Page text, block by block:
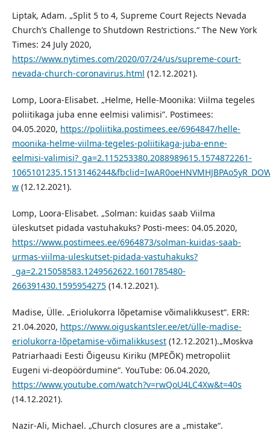
Liptak, Adam. „Split 5 to 4, Supreme Court Rejects Nevada
Church’s Challenge to Shutdown Restrictions.“ The New York
Times: 24 July 2020,
https://www.nytimes.com/2020/07/24/us/supreme-court-
nevada-church-coronavirus.html (12.12.2021).
Lomp, Loora-Elisabet. „Helme, Helle-Moonika: Viilma tegeles
poliitikaga juba enne eelmisi valimisi”. Postimees:
04.05.2020, https://poliitika.postimees.ee/6964847/helle-
moonika-helme-viilma-tegeles-poliitikaga-juba-enne-
eelmisi-valimisi?_ga=2.115253380.2088989615.1574872261-
w(12.12.2021).
Lomp, Loora-Elisabet. „Solman: kuidas saab Viilma
üleskutset pidada vastuhakuks? Posti-mees: 04.05.2020,
https://www.postimees.ee/6964873/solman-kuidas-saab-
urmas-viilma-uleskutset-pidada-vastuhakuks?
_ga=2.215058583.1249562622.1601785480-
266391430.1595954275(14.12.2021).
Madise, Ülle. „Eriolukorra lõpetamise võimalikkusest“. ERR:
21.04.2020, https://www.oiguskantsler.ee/et/ülle-madise-
eriolukorra-lõpetamise-võimalikkusest(12.12.2021).„Moskva
Patriarhaadi Eesti Õigeusu Kiriku (MPEÕK) metropoliit
Eugeni vi-deopöördumine“. YouTube: 06.04.2020,
https://www.youtube.com/watch?v=rwQoU4LC4Xw&t=40s
(14.12.2021).
Nazir-Ali, Michael. „Church closures are a „mistake“.